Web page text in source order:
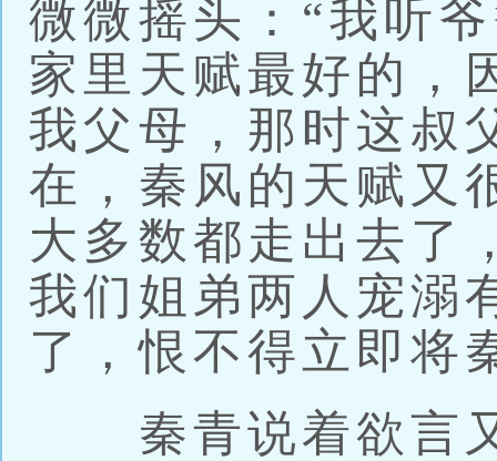
微微摇头：“我听
家里天赋最好的，
我父母，那时这叔
在，秦风的天赋又
大多数都走出去了
我们姐弟两人宠溺
了，恨不得立即将
秦青说着欲言又